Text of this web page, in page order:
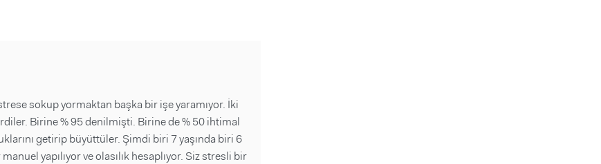
sokup yormaktan başka bir işe yaramıyor. İki
Birine % 95 denilmişti. Birine de % 50 ihtimal
getirip büyüttüler. Şimdi biri 7 yaşında biri 6
yapılıyor ve olasılık hesaplıyor. Siz stresli bir